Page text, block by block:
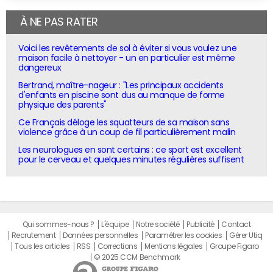
À NE PAS RATER
Voici les revêtements de sol à éviter si vous voulez une
maison facile à nettoyer - un en particulier est même
dangereux
Bertrand, maître-nageur : "Les principaux accidents
d'enfants en piscine sont dus au manque de forme
physique des parents"
Ce Français déloge les squatteurs de sa maison sans
violence grâce à un coup de fil particulièrement malin
Les neurologues en sont certains : ce sport est excellent
pour le cerveau et quelques minutes régulières suffisent
Qui sommes-nous ? L'équipe Notre société Publicité
Contact
Recrutement
Données personnelles Paramétrer les cookies
Gérer Utiq
Tous les articles
RSS Corrections Mentions légales
Groupe Figaro
© 2025 CCM Benchmark